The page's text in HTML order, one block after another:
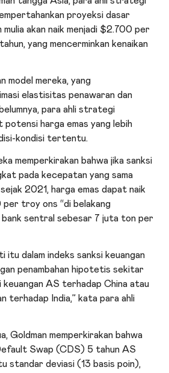
proyeksi dasar
mulia akan naik menjadi $2.700 per
yang mencerminkan kenaikan
model mereka, yang
elastisitas penawaran dan
para ahli strategi
potensi harga emas yang lebih
kondisi tertentu.
memperkirakan bahwa jika sanksi
pada kecepatan yang sama
2021, harga emas dapat naik
per troy ons “di belakang
bank sentral sebesar 7 juta ton per
itu dalam indeks sanksi keuangan
penambahan hipotetis sekitar
keuangan AS terhadap China atau
terhadap India,” kata para ahli
Goldman memperkirakan bahwa
Swap (CDS) 5 tahun AS
standar deviasi (13 basis poin),